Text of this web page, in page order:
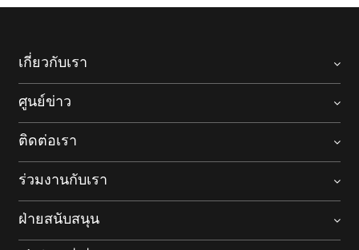
เกี่ยวกับเรา
ศูนย์ข่าว
ติดต่อเรา
ร่วมงานกับเรา
ฝ่ายสนับสนุน